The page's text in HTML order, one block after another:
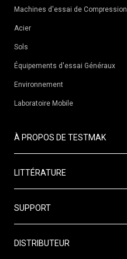
Machines d'essai de Compression
Acier
Sols
Équipements d'essai Généraux
Environnement
Laboratoire Mobile
À PROPOS DE TESTMAK
Vision
Mission
Production
Nos certificats
Nouvelles de TESTMAK
LITTÉRATURE
Catalogue
Fiche de données
Vidéo du produit
SUPPORT
Politique de garantie
DISTRIBUTEUR